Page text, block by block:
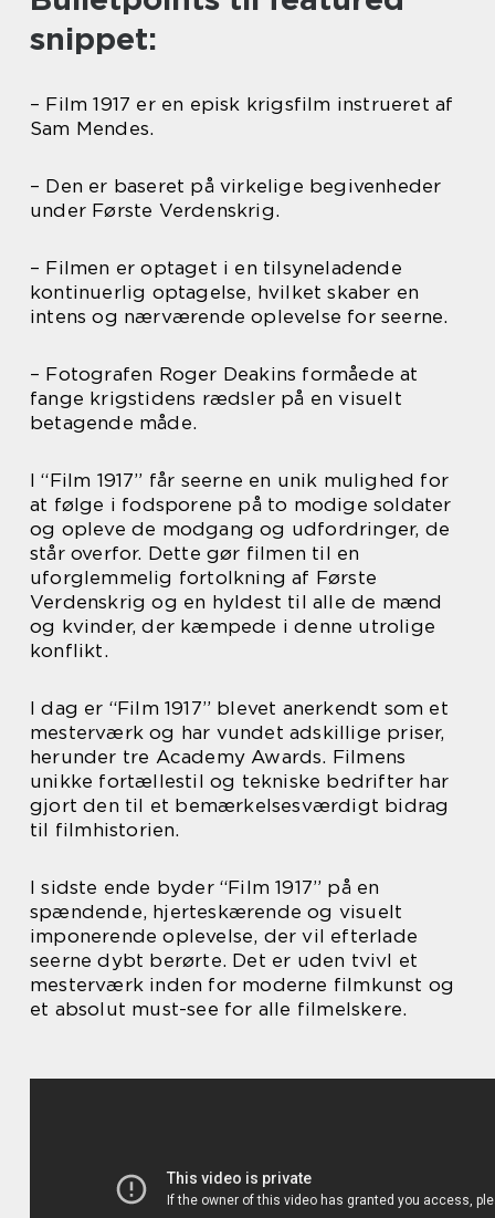
snippet:
– Film 1917 er en episk krigsfilm instrueret af
Sam Mendes.
– Den er baseret på virkelige begivenheder
under Første Verdenskrig.
– Filmen er optaget i en tilsyneladende
kontinuerlig optagelse, hvilket skaber en
intens og nærværende oplevelse for seerne.
– Fotografen Roger Deakins formåede at
fange krigstidens rædsler på en visuelt
betagende måde.
I “Film 1917” får seerne en unik mulighed for
at følge i fodsporene på to modige soldater
og opleve de modgang og udfordringer, de
står overfor. Dette gør filmen til en
uforglemmelig fortolkning af Første
Verdenskrig og en hyldest til alle de mænd
og kvinder, der kæmpede i denne utrolige
konflikt.
I dag er “Film 1917” blevet anerkendt som et
mesterværk og har vundet adskillige priser,
herunder tre Academy Awards. Filmens
unikke fortællestil og tekniske bedrifter har
gjort den til et bemærkelsesværdigt bidrag
til filmhistorien.
I sidste ende byder “Film 1917” på en
spændende, hjerteskærende og visuelt
imponerende oplevelse, der vil efterlade
seerne dybt berørte. Det er uden tvivl et
mesterværk inden for moderne filmkunst og
et absolut must-see for alle filmelskere.